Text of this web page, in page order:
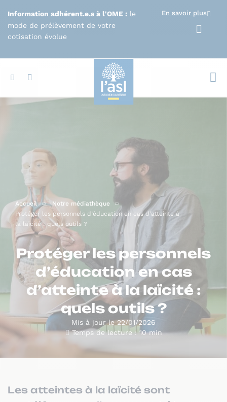
Information adhérent.e.s à l'OME : le
mode de prélèvement de votre
cotisation évolue
En savoir plus
Accueil
Notre médiathèque
Protéger les personnels d’éducation en cas d’atteinte à
la laïcité : quels outils ?
Protéger les personnels
d’éducation en cas
d’atteinte à la laïcité :
quels outils ?
Mis à jour le 22/01/2026
Temps de lecture : 10 min
Les atteintes à la laïcité sont